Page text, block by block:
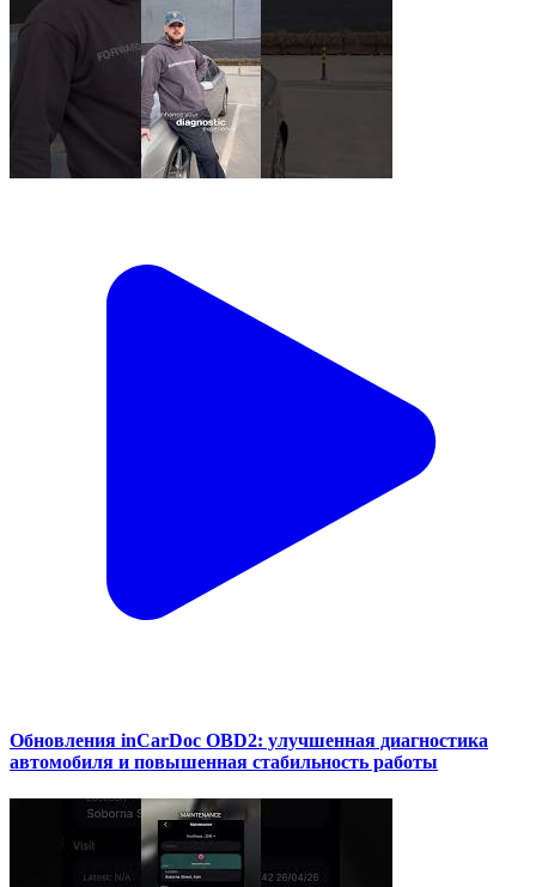
Обновления inCarDoc OBD2: улучшенная диагностика
автомобиля и повышенная стабильность работы